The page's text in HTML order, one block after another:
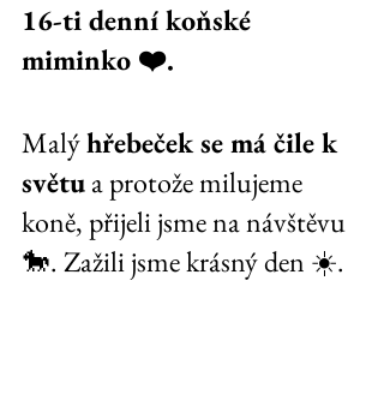
16-ti denní koňské
miminko ❤️.
Malý hřebeček se má čile k
světu a protože milujeme
koně, přijeli jsme na návštěvu
🐎. Zažili jsme krásný den ☀️.